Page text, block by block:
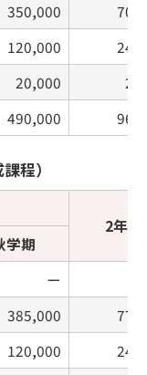
350,000
120,000
20,000
490,000
程）
2年目
学期
ー
385,000
120,000